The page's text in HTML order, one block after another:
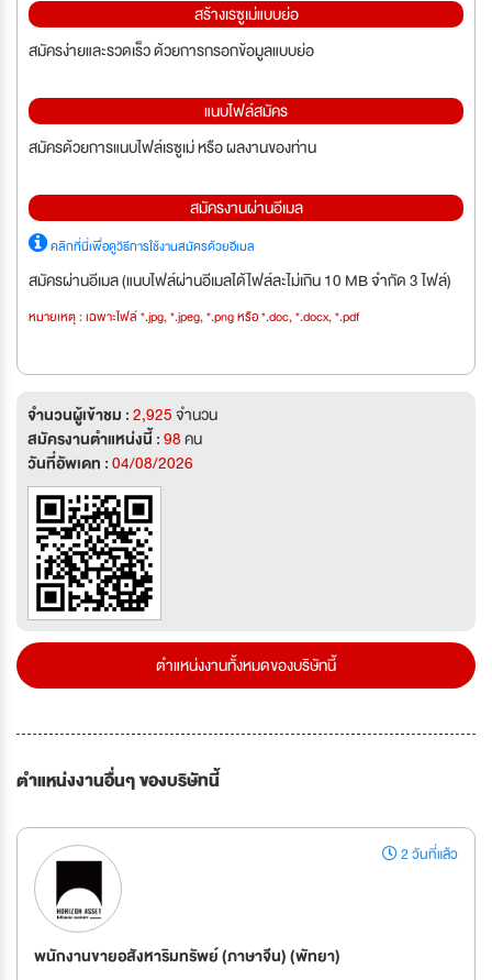
สร้างเรซูเม่แบบย่อ
สมัครง่ายและรวดเร็ว ด้วยการกรอกข้อมูลแบบย่อ
แนบไฟล์สมัคร
สมัครด้วยการแนบไฟล์เรซูเม่ หรือ ผลงานของท่าน
สมัครงานผ่านอีเมล
คลิกที่นี่เพื่อดูวิธีการใช้งานสมัครด้วยอีเมล
สมัครผ่านอีเมล (แนบไฟล์ผ่านอีเมลได้ไฟล์ละไม่เกิน 10 MB จำกัด 3 ไฟล์)
หมายเหตุ : เฉพาะไฟล์ *.jpg, *.jpeg, *.png หรือ *.doc, *.docx, *.pdf
จำนวนผู้เข้าชม :2,925จำนวน
สมัครงานตำแหน่งนี้ :98คน
วันที่อัพเดท :04/08/2026
ตำแหน่งงานทั้งหมดของบริษัทนี้
ตำแหน่งงานอื่นๆ ของบริษัทนี้
2 วันที่แล้ว
พนักงานขายอสังหาริมทรัพย์ (ภาษาจีน) (พัทยา)